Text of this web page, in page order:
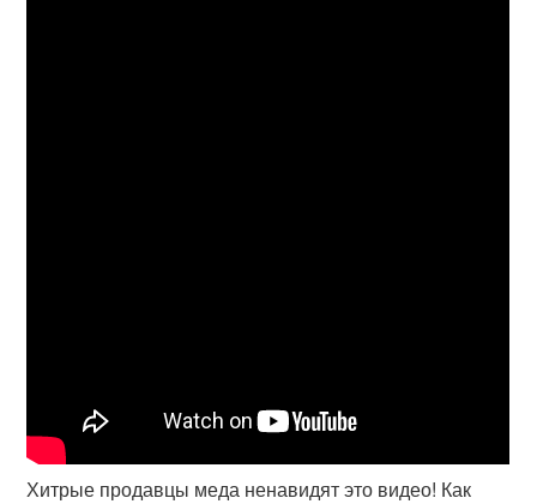
Хитрые продавцы меда ненавидят это видео! Как